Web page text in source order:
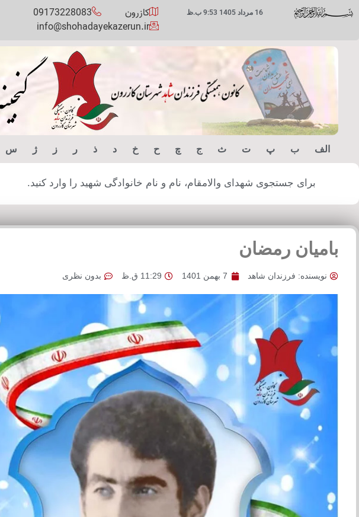
16 مرداد 1405 9:53 ب.ظ کازرون
09173228083
info@shohadayekazerun.ir
الف ب پ ت ث ج چ ح خ د ذ ر ز ژ س
برای جستجوی شهدای والامقام، نام و نام خانوادگی شهید را وارد کنید.
بامیان رمضان
نویسنده: فرزندان شاهد 7 بهمن 1401 11:29 ق.ظ بدون نظری